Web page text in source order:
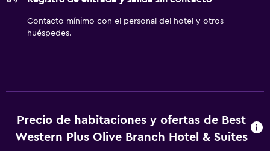
entretenimiento en el centro Landers.Combinando la
comodidad del metro de Memphis con el espíritu
acogedor del norte de Mississippi, el BEST WESTERN PLUS
Contacto mínimo con el personal del hotel y otros
huéspedes.
Precio de habitaciones y ofertas de Best
Western Plus Olive Branch Hotel & Suites